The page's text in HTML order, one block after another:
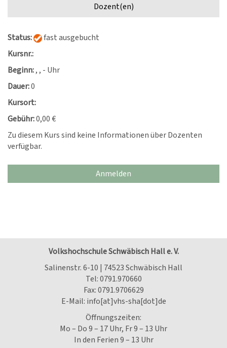
Dozent(en)
Status:
fast ausgebucht
Kursnr.:
Beginn:, , - Uhr
Dauer:0
Kursort:
Gebühr:0,00 €
Zu diesem Kurs sind keine Informationen über Dozenten
verfügbar.
Anmelden
Volkshochschule Schwäbisch Hall e. V.
Salinenstr. 6-10 | 74523 Schwäbisch Hall
Tel:0791.970660
Fax: 0791.9706629
E-Mail: info[at]vhs-sha[dot]de
Öffnungszeiten:
Mo – Do 9 – 17 Uhr, Fr 9 – 13 Uhr
In den Ferien 9 – 13 Uhr